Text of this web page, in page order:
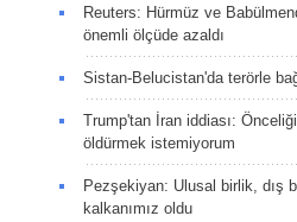
Reuters: Hürmüz ve
önemli ölçüde azaldı
Sistan-Belucistan'da terörle
Trump'tan İran iddiası:
öldürmek istemiyorum
Pezşekiyan: Ulusal birlik, dış
kalkanımız oldu